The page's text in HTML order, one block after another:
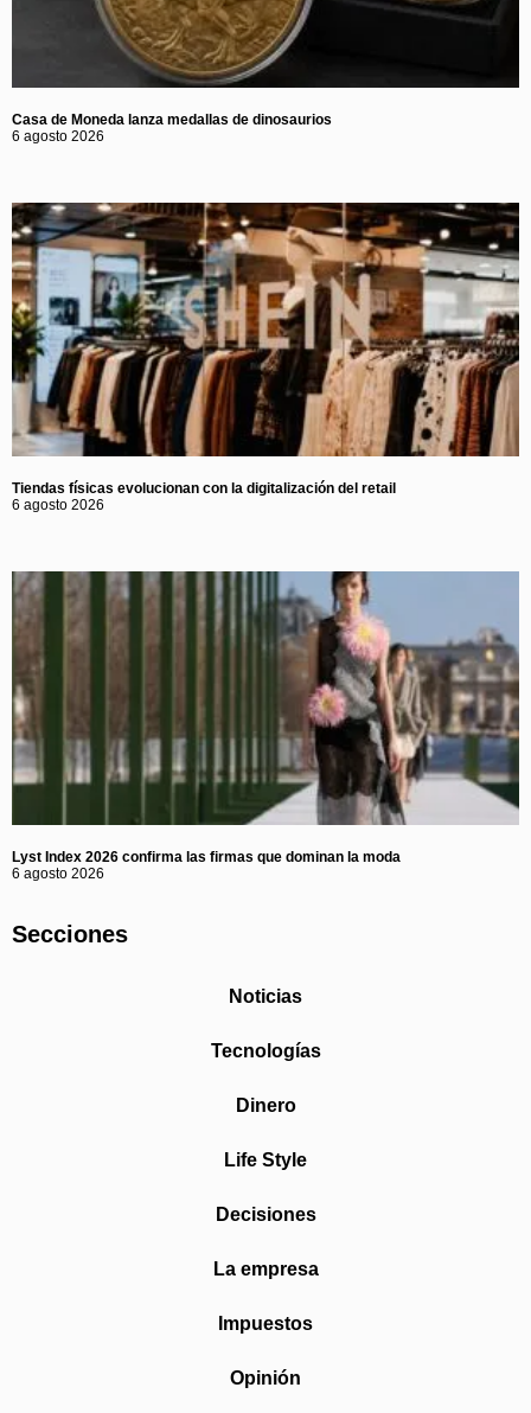
Casa de Moneda lanza medallas de dinosaurios
6 agosto 2026
Tiendas físicas evolucionan con la digitalización del retail
6 agosto 2026
Lyst Index 2026 confirma las firmas que dominan la moda
6 agosto 2026
Secciones
Noticias
Tecnologías
Dinero
Life Style
Decisiones
La empresa
Impuestos
Opinión